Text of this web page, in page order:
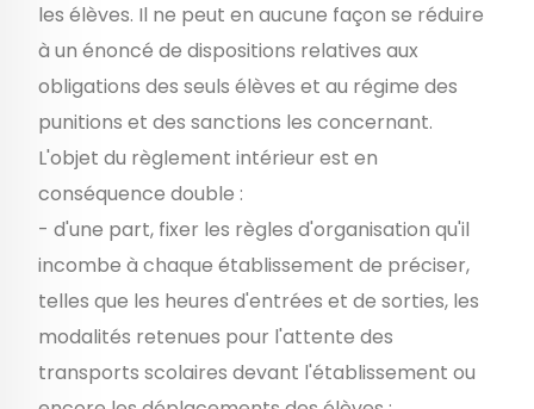
les élèves. Il ne peut en aucune façon se réduire
à un énoncé de dispositions relatives aux
obligations des seuls élèves et au régime des
punitions et des sanctions les concernant.
L'objet du règlement intérieur est en
conséquence double :
- d'une part, fixer les règles d'organisation qu'il
incombe à chaque établissement de préciser,
telles que les heures d'entrées et de sorties, les
modalités retenues pour l'attente des
transports scolaires devant l'établissement ou